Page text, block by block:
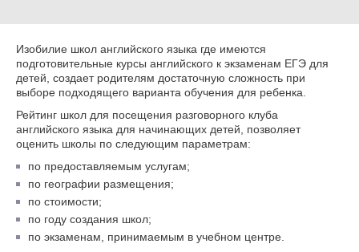
Изобилие школ английского языка где имеются
подготовительные курсы английского к экзаменам ЕГЭ для
детей, создает родителям достаточную сложность при
выборе подходящего варианта обучения для ребенка.
Рейтинг школ для посещения разговорного клуба
английского языка для начинающих детей, позволяет
оценить школы по следующим параметрам:
по предоставляемым услугам;
по географии размещения;
по стоимости;
по году создания школ;
по экзаменам, принимаемым в учебном центре.